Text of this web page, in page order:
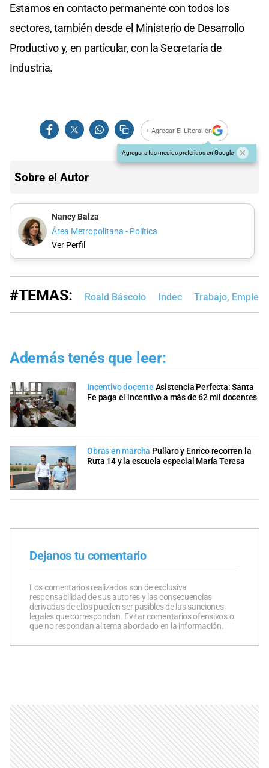
Estamos en contacto permanente con todos los
sectores, también desde el Ministerio de Desarrollo
Productivo y, en particular, con la Secretaría de
Industria.
+ Agregar El Litoral en
Agregar a tus medios preferidos en Google
Sobre el Autor
Nancy Balza
Área Metropolitana - Política
Ver Perfil
#TEMAS: Roald Báscolo Indec Trabajo, Empleo
Además tenés que leer:
Incentivo docente Asistencia Perfecta: Santa
Fe paga el incentivo a más de 62 mil docentes
Obras en marcha Pullaro y Enrico recorren la
Ruta 14 y la escuela especial María Teresa
Dejanos tu comentario
Los comentarios realizados son de exclusiva
responsabilidad de sus autores y las consecuencias
derivadas de ellos pueden ser pasibles de las sanciones
legales que correspondan. Evitar comentarios ofensivos o
que no respondan al tema abordado en la información.